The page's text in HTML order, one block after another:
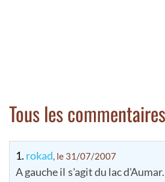
Tous les commentaires
1. rokad, le 31/07/2007
A gauche il s'agit du lac